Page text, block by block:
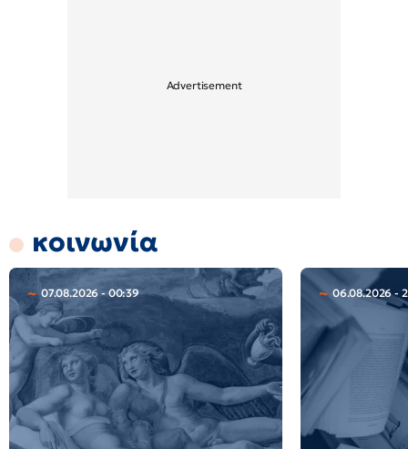
κοινωνία
07.08.2026 - 00:39 06.08.2026 -